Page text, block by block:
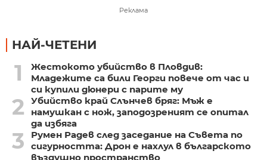
Реклама
НАЙ-ЧЕТЕНИ
1
Жестокото убийство в Пловдив:
Младежите са били Георги повече от час и
си купили дюнери с парите му
2
Убийство край Слънчев бряг: Мъж е
намушкан с нож, заподозреният се опитал
да избяга
3
Румен Радев след заседание на Съвета по
сигурността: Дрон е нахлул в българското
въздушно пространство